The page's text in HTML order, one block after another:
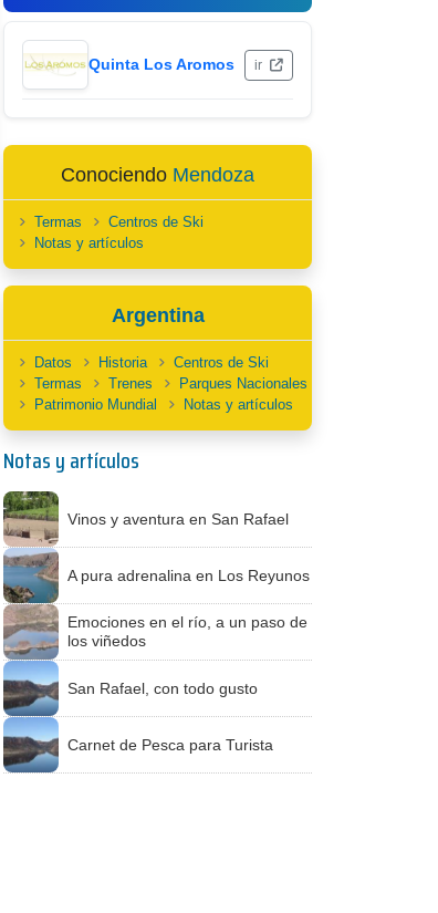
Quinta Los Aromos ir
Conociendo Mendoza
Termas
Centros de Ski
Notas y artículos
Argentina
Datos Historia
Centros de Ski
Termas
Trenes
Parques Nacionales
Patrimonio Mundial
Notas y artículos
Notas y artículos
Vinos y aventura en San Rafael
A pura adrenalina en Los Reyunos
Emociones en el río, a un paso de
los viñedos
San Rafael, con todo gusto
Carnet de Pesca para Turista